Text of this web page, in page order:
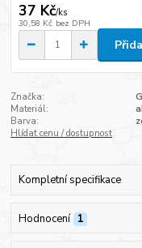
37 Kč/ks
30,58 Kč bez DPH
Značka:
Materiál:
Barva:
Hlídat cenu / dostupnost
Kompletní specifikace
Hodnocení 1